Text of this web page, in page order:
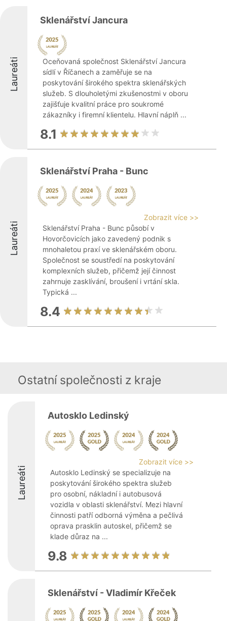
Laureáti
Sklenářství Jancura
Oceňovaná společnost Sklenářství Jancura
sídlí v Říčanech a zaměřuje se na
poskytování širokého spektra sklenářských
služeb. S dlouholetými zkušenostmi v oboru
zajišťuje kvalitní práce pro soukromé
zákazníky i firemní klientelu. Hlavní náplň ...
8.1
Laureáti
Sklenářství Praha - Bunc
Zobrazit více >>
Sklenářství Praha - Bunc působí v
Hovorčovicích jako zavedený podnik s
mnohaletou praxí ve sklenářském oboru.
Společnost se soustředí na poskytování
komplexních služeb, přičemž její činnost
zahrnuje zasklívání, broušení i vrtání skla.
Typická ...
8.4
Ostatní společnosti z kraje
Laureáti
Autosklo Ledinský
Zobrazit více >>
Autosklo Ledinský se specializuje na
poskytování širokého spektra služeb
pro osobní, nákladní i autobusová
vozidla v oblasti sklenářství. Mezi hlavní
činnosti patří odborná výměna a pečlivá
oprava prasklin autoskel, přičemž se
klade důraz na ...
9.8
Sklenářství - Vladimír Křeček